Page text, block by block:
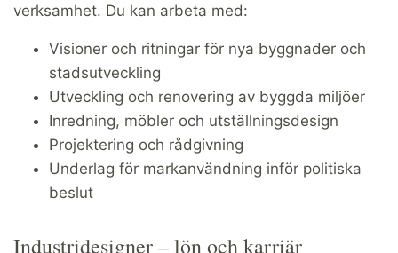
verksamhet. Du kan arbeta med:
Visioner och ritningar för nya byggnader och
stadsutveckling
Utveckling och renovering av byggda miljöer
Inredning, möbler och utställningsdesign
Projektering och rådgivning
Underlag för markanvändning inför politiska
beslut
Industridesigner – lön och karriär